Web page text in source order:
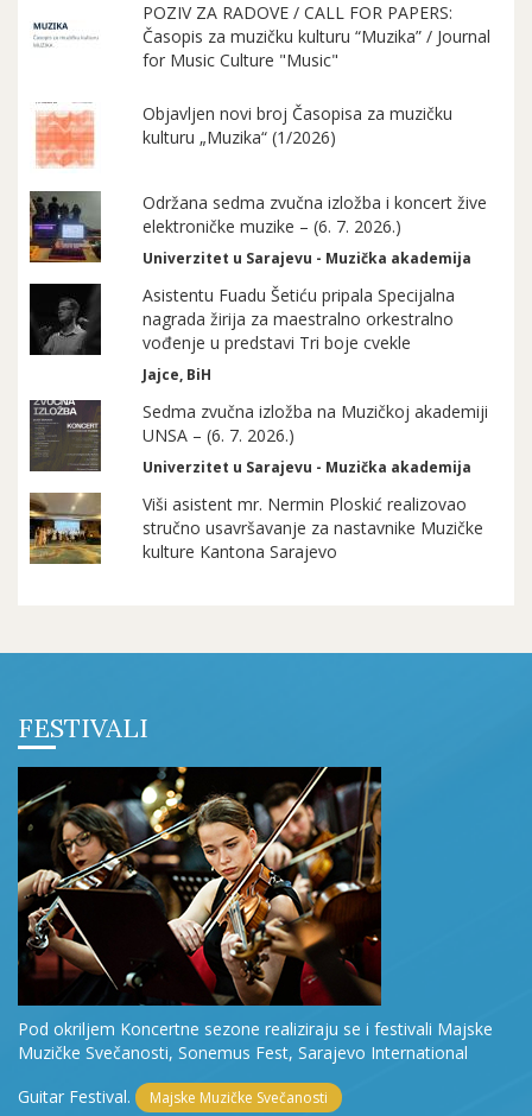
POZIV ZA RADOVE / CALL FOR PAPERS:
Časopis za muzičku kulturu “Muzika” / Journal
for Music Culture "Music"
Objavljen novi broj Časopisa za muzičku
kulturu „Muzika“ (1/2026)
Održana sedma zvučna izložba i koncert žive
elektroničke muzike – (6. 7. 2026.)
Univerzitet u Sarajevu - Muzička akademija
Asistentu Fuadu Šetiću pripala Specijalna
nagrada žirija za maestralno orkestralno
vođenje u predstavi Tri boje cvekle
Jajce, BiH
Sedma zvučna izložba na Muzičkoj akademiji
UNSA – (6. 7. 2026.)
Univerzitet u Sarajevu - Muzička akademija
Viši asistent mr. Nermin Ploskić realizovao
stručno usavršavanje za nastavnike Muzičke
kulture Kantona Sarajevo
FESTIVALI
Pod okriljem Koncertne sezone realiziraju se i festivali Majske
Muzičke Svečanosti, Sonemus Fest, Sarajevo International
Guitar Festival.
Majske Muzičke Svečanosti